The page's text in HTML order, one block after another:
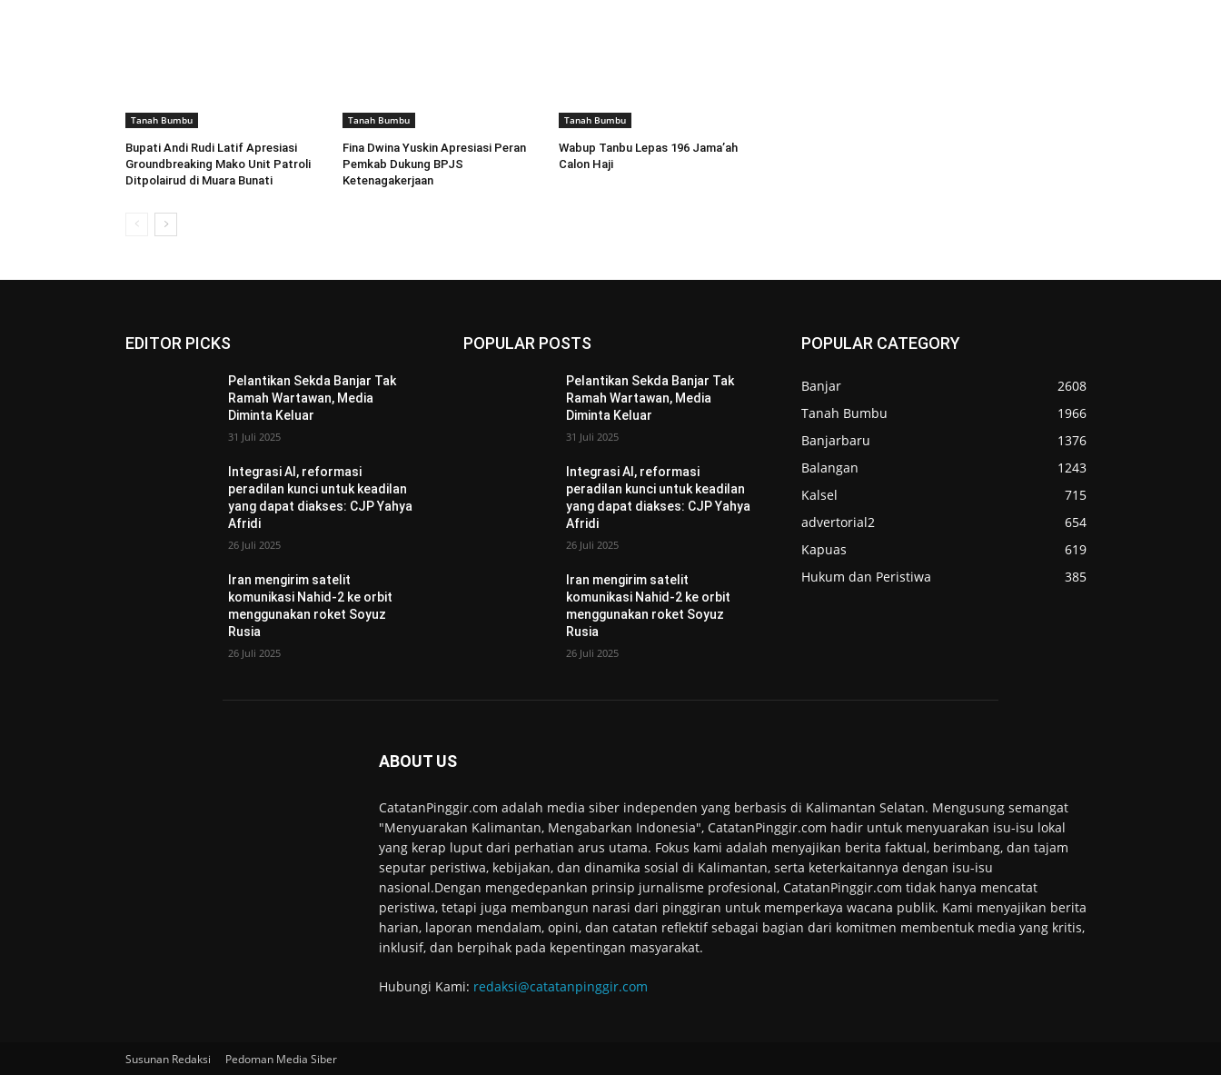
Tanah Bumbu
Bupati Andi Rudi Latif Apresiasi
Groundbreaking Mako Unit Patroli
Ditpolairud di Muara Bunati
Tanah Bumbu
Fina Dwina Yuskin Apresiasi Peran
Pemkab Dukung BPJS
Ketenagakerjaan
Tanah Bumbu
Wabup Tanbu Lepas 196 Jama’ah
Calon Haji
EDITOR PICKS
Pelantikan Sekda Banjar Tak
Ramah Wartawan, Media
Diminta Keluar
31 Juli 2025
Integrasi AI, reformasi
peradilan kunci untuk keadilan
yang dapat diakses: CJP Yahya
Afridi
26 Juli 2025
Iran mengirim satelit
komunikasi Nahid-2 ke orbit
menggunakan roket Soyuz
Rusia
26 Juli 2025
POPULAR POSTS
Pelantikan Sekda Banjar Tak
Ramah Wartawan, Media
Diminta Keluar
31 Juli 2025
Integrasi AI, reformasi
peradilan kunci untuk keadilan
yang dapat diakses: CJP Yahya
Afridi
26 Juli 2025
Iran mengirim satelit
komunikasi Nahid-2 ke orbit
menggunakan roket Soyuz
Rusia
26 Juli 2025
POPULAR CATEGORY
Banjar
2608
Tanah Bumbu
1966
Banjarbaru
1376
Balangan
1243
Kalsel
715
advertorial2
654
Kapuas
619
Hukum dan Peristiwa
385
ABOUT US
CatatanPinggir.com adalah media siber independen yang berbasis di Kalimantan Selatan. Mengusung semangat
"Menyuarakan Kalimantan, Mengabarkan Indonesia", CatatanPinggir.com hadir untuk menyuarakan isu-isu lokal
yang kerap luput dari perhatian arus utama. Fokus kami adalah menyajikan berita faktual, berimbang, dan tajam
seputar peristiwa, kebijakan, dan dinamika sosial di Kalimantan, serta keterkaitannya dengan isu-isu
nasional.Dengan mengedepankan prinsip jurnalisme profesional, CatatanPinggir.com tidak hanya mencatat
peristiwa, tetapi juga membangun narasi dari pinggiran untuk memperkaya wacana publik. Kami menyajikan berita
harian, laporan mendalam, opini, dan catatan reflektif sebagai bagian dari komitmen membentuk media yang kritis,
inklusif, dan berpihak pada kepentingan masyarakat.
Hubungi Kami: redaksi@catatanpinggir.com
Susunan Redaksi Pedoman Media Siber